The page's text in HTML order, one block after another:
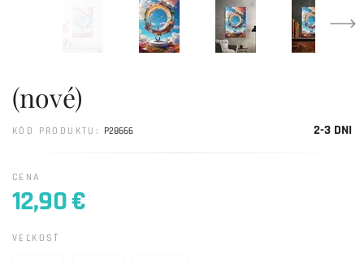
(nové)
2-3 DNI
KÓD PRODUKTU: P28666
CENA
12,90 €
VEĽKOSŤ